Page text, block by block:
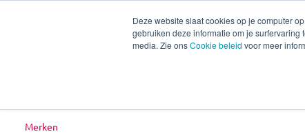
Deze website slaat cookies op je computer
gebruiken deze informatie om je
media. Zie onsCookie beleid voor meer
Diensten
Merken